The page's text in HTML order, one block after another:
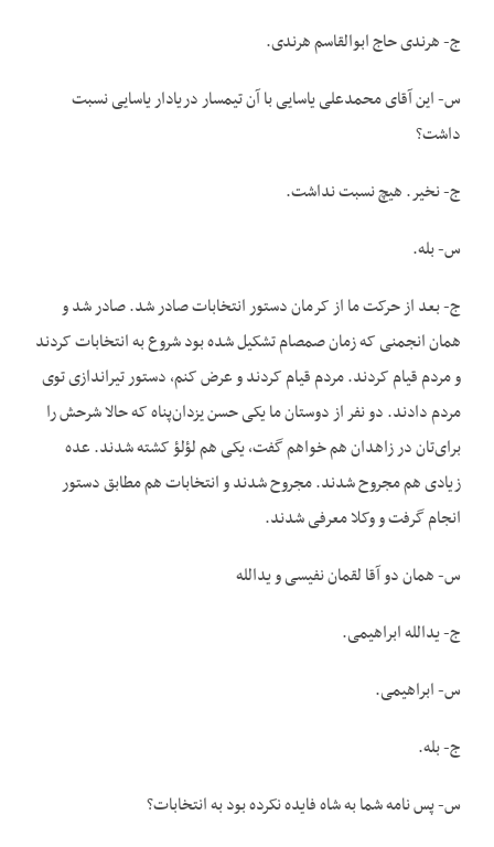
ج- هرندی حاج ابوالقاسم هرندی.
س- این آقای محمدعلی یاسایی با آن تیمسار دریادار یاسایی نسبت
داشت؟
ج- نخیر. هیچ نسبت نداشت.
س- بله.
ج- بعد از حرکت ما از کرمان دستور انتخابات صادر شد. صادر شد و
همان انجمنی که زمان صمصام تشکیل شده بود شروع به انتخابات کردند
و مردم قیام کردند. مردم قیام کردند و عرض کنم، دستور تیراندازی توی
مردم دادند. دو نفر از دوستان ما یکی حسن یزدان‌پناه که حالا شرحش را
برای‌تان در زاهدان هم خواهم گفت، یکی هم لؤلؤ کشته شدند. عده
زیادی هم مجروح شدند. مجروح شدند و انتخابات هم مطابق دستور
انجام گرفت و وکلا معرفی شدند.
س- همان دو آقا لقمان نفیسی و یدالله
ج- یدالله ابراهیمی.
س- ابراهیمی.
ج- بله.
س- پس نامه شما به شاه فایده نکرده بود به انتخابات؟